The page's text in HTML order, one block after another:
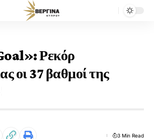
Ρεκόρ
οι 37 βαθμοί της
3 Min Read